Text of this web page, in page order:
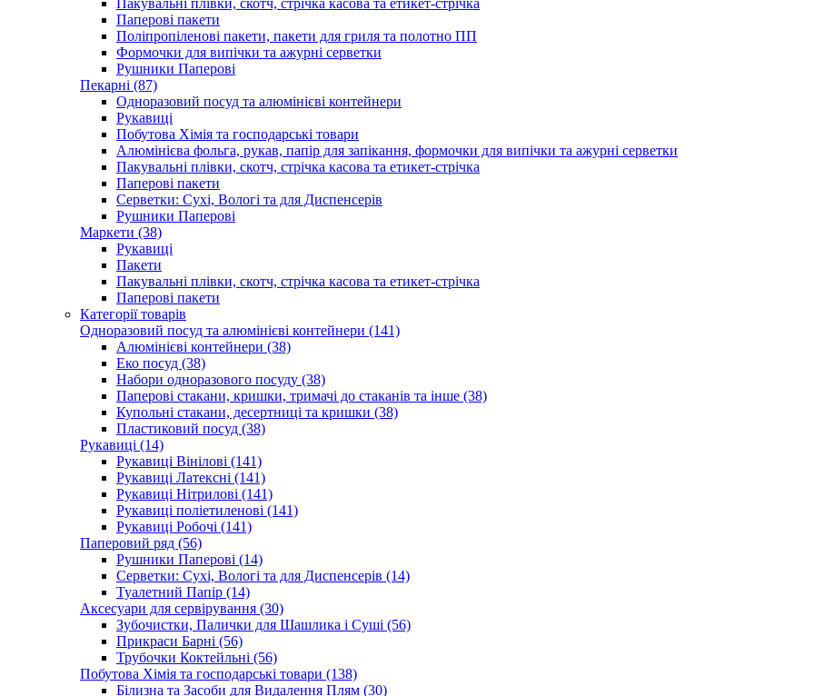
Пакувальні плівки, скотч, стрічка касова та етикет-стрічка
Паперові пакети
Поліпропіленові пакети, пакети для гриля та полотно ПП
Формочки для випічки та ажурні серветки
Рушники Паперові
Пекарні (87)
Одноразовий посуд та алюмінієві контейнери
Рукавиці
Побутова Хімія та господарські товари
Алюмінієва фольга, рукав, папір для запікання, формочки для випічки та ажурні серветки
Пакувальні плівки, скотч, стрічка касова та етикет-стрічка
Паперові пакети
Серветки: Сухі, Вологі та для Диспенсерів
Рушники Паперові
Маркети (38)
Рукавиці
Пакети
Пакувальні плівки, скотч, стрічка касова та етикет-стрічка
Паперові пакети
Категорії товарів
Одноразовий посуд та алюмінієві контейнери (141)
Алюмінієві контейнери (38)
Еко посуд (38)
Набори одноразового посуду (38)
Паперові стакани, кришки, тримачі до стаканів та інше (38)
Купольні стакани, десертниці та кришки (38)
Пластиковий посуд (38)
Рукавиці (14)
Рукавиці Вінілові (141)
Рукавиці Латексні (141)
Рукавиці Нітрилові (141)
Рукавиці поліетиленові (141)
Рукавиці Робочі (141)
Паперовий ряд (56)
Рушники Паперові (14)
Серветки: Сухі, Вологі та для Диспенсерів (14)
Туалетний Папір (14)
Аксесуари для сервірування (30)
Зубочистки, Палички для Шашлика і Суші (56)
Прикраси Барні (56)
Трубочки Коктейльні (56)
Побутова Хімія та господарські товари (138)
Білизна та Засоби для Видалення Плям (30)